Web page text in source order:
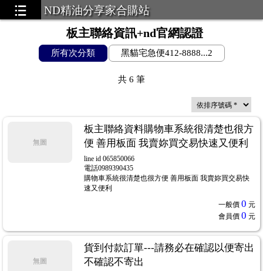
ND精油分享家合購站
板主聯絡資訊+nd官網認證
所有次分類 黑貓宅急便412-8888...2
共 6 筆
無圖
板主聯絡資料購物車系統很清楚也很方
便 善用板面 我賣妳買交易快速又便利
line id 065850066
電話0989390435
購物車系統很清楚也很方便 善用板面 我賣妳買交易快
速又便利
一般價 0 元
會員價 0 元
無圖
貨到付款訂單---請務必在確認以便寄出
不確認不寄出